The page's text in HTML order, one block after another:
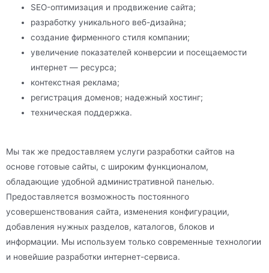
SEO-оптимизация и продвижение сайта;
разработку уникального веб-дизайна;
создание фирменного стиля компании;
увеличение показателей конверсии и посещаемости
интернет — ресурса;
контекстная реклама;
регистрация доменов; надежный хостинг;
техническая поддержка.
Мы так же предоставляем услуги разработки сайтов на
основе готовые сайты, с широким функционалом,
обладающие удобной административной панелью.
Предоставляется возможность постоянного
усовершенствования сайта, изменения конфигурации,
добавления нужных разделов, каталогов, блоков и
информации. Мы используем только современные технологии
и новейшие разработки интернет-сервиса.